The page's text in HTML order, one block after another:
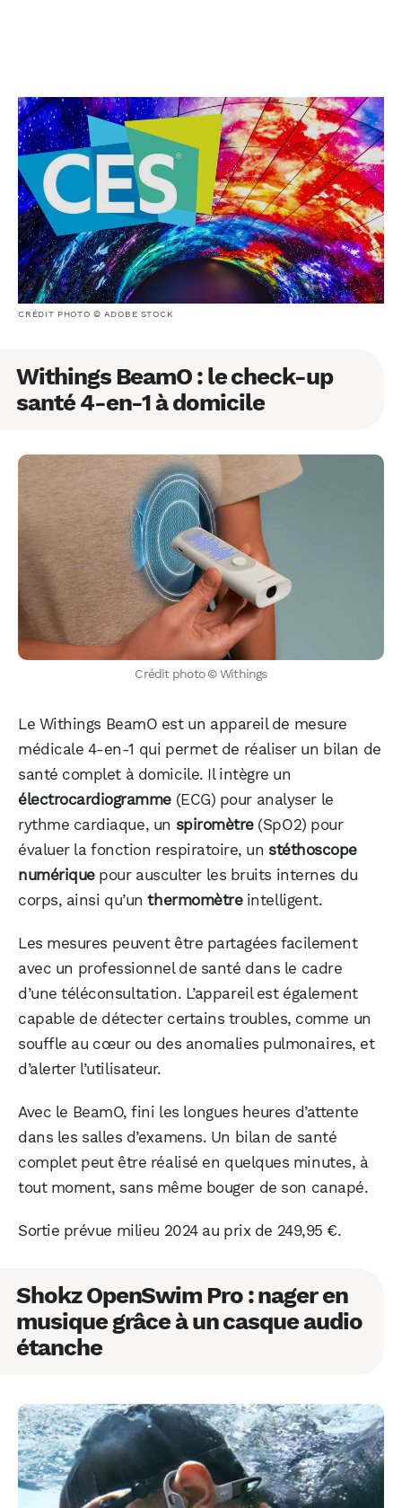
CRÉDIT PHOTO © ADOBE STOCK
Withings BeamO : le check-up
santé 4-en-1 à domicile
Crédit photo © Withings
Le Withings BeamO est un appareil de mesure
médicale 4-en-1 qui permet de réaliser un bilan de
santé complet à domicile. Il intègre un
électrocardiogramme(ECG) pour analyser le
rythme cardiaque, un spiromètre(SpO2) pour
évaluer la fonction respiratoire, unstéthoscope
numériquepour ausculter les bruits internes du
corps, ainsi qu’unthermomètreintelligent.
Les mesures peuvent être partagées facilement
avec un professionnel de santé dans le cadre
d’une téléconsultation. L’appareil est également
capable de détecter certains troubles, comme un
souffle au cœur ou des anomalies pulmonaires, et
d’alerter l’utilisateur.
Avec le BeamO, fini les longues heures d’attente
dans les salles d’examens. Un bilan de santé
complet peut être réalisé en quelques minutes, à
tout moment, sans même bouger de son canapé.
Sortie prévue milieu 2024 au prix de 249,95 €.
Shokz OpenSwim Pro : nager en
musique grâce à un casque audio
étanche